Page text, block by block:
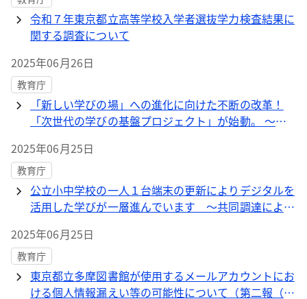
令和７年東京都立高等学校入学者選抜学力検査結果に
関する調査について
2025年06月26日
教育庁
「新しい学びの場」への進化に向けた不断の改革！
「次世代の学びの基盤プロジェクト」が始動。 ～
2025年06月25日
教育庁
公立小中学校の一人１台端末の更新によりデジタルを
活用した学びが一層進んでいます ～共同調達により
2025年06月25日
教育庁
東京都立多摩図書館が使用するメールアカウントにお
ける個人情報漏えい等の可能性について（第二報（最